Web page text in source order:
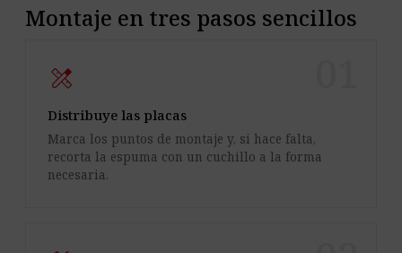
Montaje en tres pasos sencillos
design_services
Distribuye las placas
Marca los puntos de montaje y, si hace falta,
recorta la espuma con un cuchillo a la forma
necesaria.